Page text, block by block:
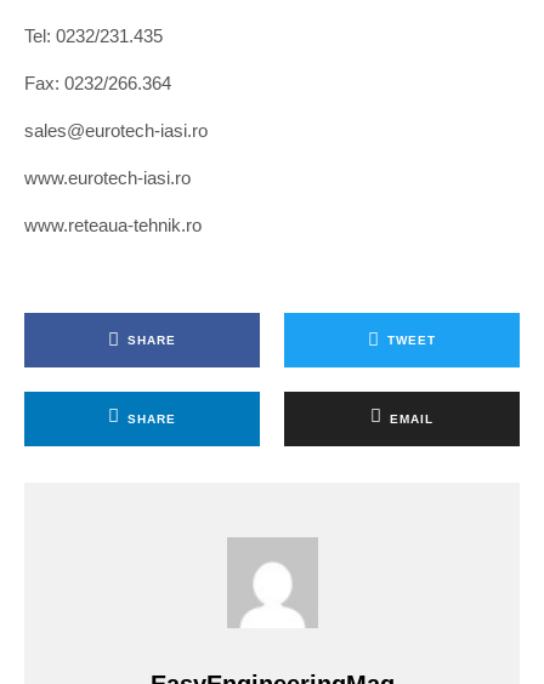
Tel: 0232/231.435
Fax: 0232/266.364
sales@eurotech-iasi.ro
www.eurotech-iasi.ro
www.reteaua-tehnik.ro
SHARE TWEET
SHARE EMAIL